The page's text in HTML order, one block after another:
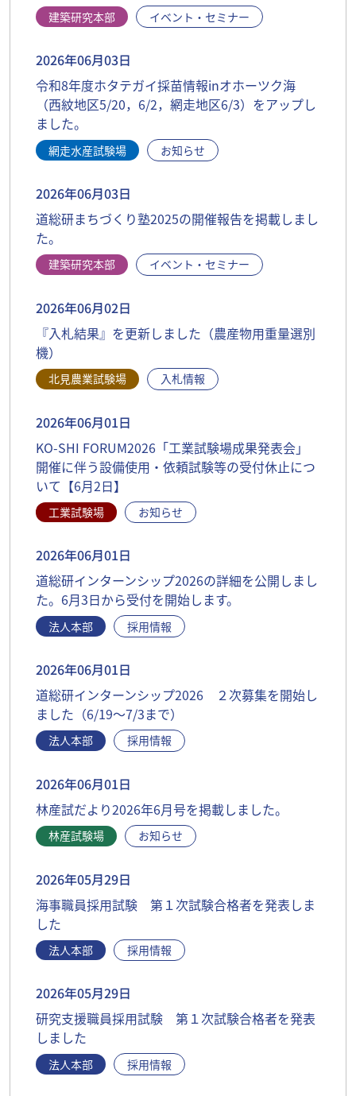
建築研究本部 イベント・セミナー
2026年06月03日
令和8年度ホタテガイ採苗情報inオホーツク海
（西紋地区5/20，6/2，網走地区6/3）をアップし
ました。
網走水産試験場 お知らせ
2026年06月03日
道総研まちづくり塾2025の開催報告を掲載しまし
た。
建築研究本部 イベント・セミナー
2026年06月02日
『入札結果』を更新しました（農産物用重量選別
機）
北見農業試験場 入札情報
2026年06月01日
KO-SHI FORUM2026「工業試験場成果発表会」
開催に伴う設備使用・依頼試験等の受付休止につ
いて【6月2日】
工業試験場 お知らせ
2026年06月01日
道総研インターンシップ2026の詳細を公開しまし
た。6月3日から受付を開始します。
法人本部 採用情報
2026年06月01日
道総研インターンシップ2026 ２次募集を開始し
ました（6/19～7/3まで）
法人本部 採用情報
2026年06月01日
林産試だより2026年6月号を掲載しました。
林産試験場 お知らせ
2026年05月29日
海事職員採用試験 第１次試験合格者を発表しま
した
法人本部 採用情報
2026年05月29日
研究支援職員採用試験 第１次試験合格者を発表
しました
法人本部 採用情報